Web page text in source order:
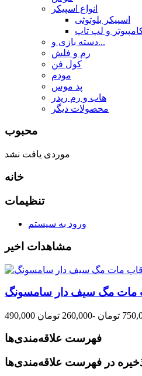
انواع اسپیکر
اسپیکر بلوتوثی
و لپ تاپ
دسته بازی و...
رم و فلش
کول فن
مودم
پد موس
هاب و رم ریدر
محصولات دیگر
محبوب
موردی یافت نشد
خانه
تنظیمات
ورود به سیستم
مشاهدات اخیر
تومان -260,000 تومان
فهرست علاقه‌مندی‌ها
در فهرست علاقه‌مندی‌ها